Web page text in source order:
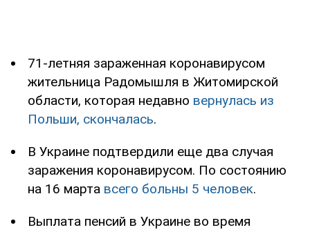
71-летняя зараженная коронавирусом
жительница Радомышля в Житомирской
области, которая недавно вернулась из
Польши, скончалась.
В Украине подтвердили еще два случая
заражения коронавирусом. По состоянию
на 16 марта всего больны 5 человек.
Выплата пенсий в Украине во время